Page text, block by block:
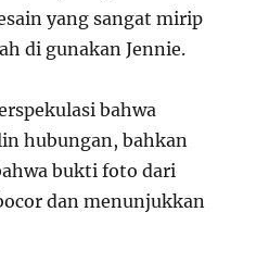
yang sangat mirip
di gunakan Jennie.
bahwa
hubungan, bahkan
bukti foto dari
dan menunjukkan